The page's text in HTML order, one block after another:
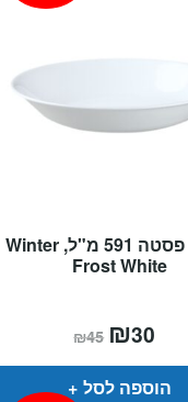
צלחת פסטה 591 מ"ל, Winter
Frost White
₪45 המחיר
המקורי
היה:
₪45.
₪30
הוספה לסל